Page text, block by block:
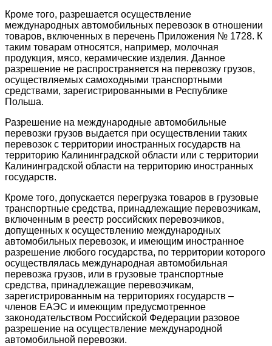
Кроме того, разрешается осуществление
международных автомобильных перевозок в отношении
товаров, включенных в перечень Приложения № 1728. К
таким товарам относятся, например, молочная
продукция, мясо, керамические изделия. Данное
разрешение не распространяется на перевозку грузов,
осуществляемых самоходными транспортными
средствами, зарегистрированными в Республике
Польша.
Разрешение на международные автомобильные
перевозки грузов выдается при осуществлении таких
перевозок с территории иностранных государств на
территорию Калининградской области или с территории
Калининградской области на территорию иностранных
государств.
Кроме того, допускается перегрузка товаров в грузовые
транспортные средства, принадлежащие перевозчикам,
включенным в реестр российских перевозчиков,
допущенных к осуществлению международных
автомобильных перевозок, и имеющим иностранное
разрешение любого государства, по территории которого
осуществлялась международная автомобильная
перевозка грузов, или в грузовые транспортные
средства, принадлежащие перевозчикам,
зарегистрированным на территориях государств –
членов ЕАЭС и имеющим предусмотренное
законодательством Российской Федерации разовое
разрешение на осуществление международной
автомобильной перевозки.